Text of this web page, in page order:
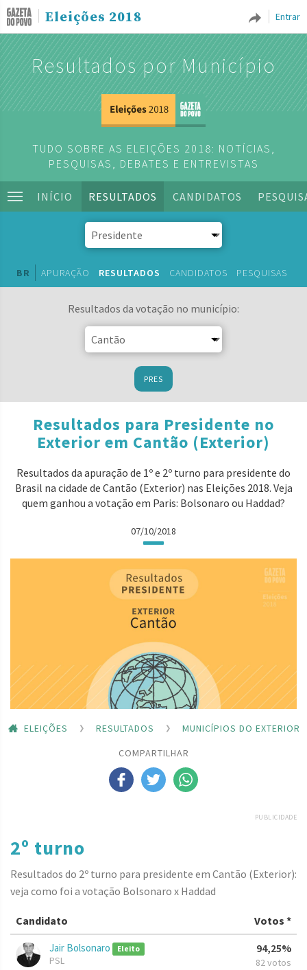
Entrar
Eleições 2018
Resultados por Município
TUDO SOBRE AS ELEIÇÕES 2018: NOTÍCIAS,
PESQUISAS, DEBATES E ENTREVISTAS
INÍCIO RESULTADOS CANDIDATOS
BR APURAÇÃO RESULTADOS CANDIDATOS PESQUISAS
Resultados da votação no município:
PRES
Resultados para Presidente no
Exterior em Cantão (Exterior)
Resultados da apuração de 1º e 2º turno para presidente do
Brasil na cidade de Cantão (Exterior) nas Eleições 2018. Veja
quem ganhou a votação em Paris: Bolsonaro ou Haddad?
07/10/2018
ELEIÇÕES RESULTADOS
MUNICÍPIOS DO EXTERIOR
COMPARTILHAR
PUBLICIDADE
2º turno
Resultados do 2º turno para presidente em Cantão (Exterior):
veja como foi a votação Bolsonaro x Haddad
Candidato Votos *
Jair Bolsonaro Eleito
PSL
94,25%
82 votos